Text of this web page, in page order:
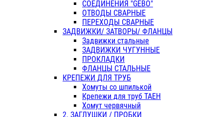
СОЕДИНЕНИЯ "GEBO"
ОТВОДЫ СВАРНЫЕ
ПЕРЕХОДЫ СВАРНЫЕ
ЗАДВИЖКИ/ ЗАТВОРЫ/ ФЛАНЦЫ
Задвижки стальные
ЗАДВИЖКИ ЧУГУННЫЕ
ПРОКЛАДКИ
ФЛАНЦЫ СТАЛЬНЫЕ
КРЕПЕЖИ ДЛЯ ТРУБ
Хомуты со шпилькой
Крепежи для труб ТАЕН
Хомут червячный
2. ЗАГЛУШКИ / ПРОБКИ